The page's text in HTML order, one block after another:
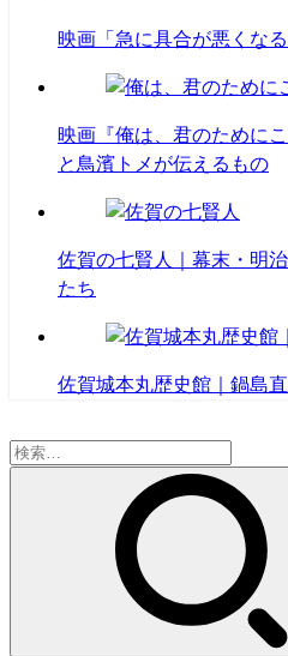
映画「急に具合が悪くな
映画『俺は、君のために
と鳥濱トメが伝えるもの
佐賀の七賢人｜幕末・明
たち
佐賀城本丸歴史館｜鍋島
検